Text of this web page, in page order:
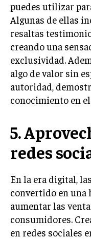
TECNOLOGIA
GESTIÓN DE
ANALÍTICA
INTELLIGENCE
ESTRATEGIA
EMPRESAS
NEGOCIACIÓN
DERECHO
ÉXITO
puedes utilizar
Algunas de ellas
resaltas
creando una
exclusividad.
algo de valor sin
autoridad,
conocimiento en
5.
redes
En la era digital,
convertido en una
aumentar las
consumidores.
en redes sociales